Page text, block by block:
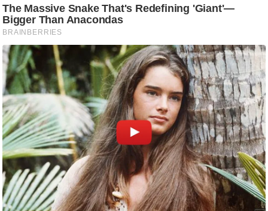
ड
फि
ल्म
स
मी
क्षा
B
r
e
a
k
i
n